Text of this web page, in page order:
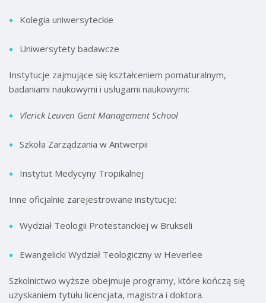
Kolegia uniwersyteckie
Uniwersytety badawcze
Instytucje zajmujące się kształceniem pomaturalnym,
badaniami naukowymi i usługami naukowymi:
Vlerick Leuven Gent Management School
Szkoła Zarządzania w Antwerpii
Instytut Medycyny Tropikalnej
Inne oficjalnie zarejestrowane instytucje:
Wydział Teologii Protestanckiej w Brukseli
Ewangelicki Wydział Teologiczny w Heverlee
Szkolnictwo wyższe obejmuje programy, które kończą się
uzyskaniem tytułu licencjata, magistra i doktora.